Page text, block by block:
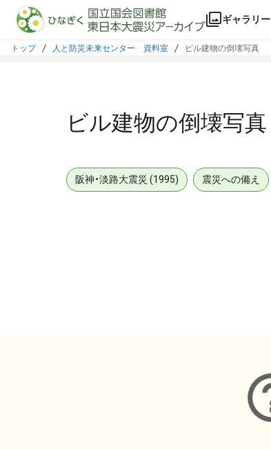
本文に飛ぶ
ギャラリー
トップ 人と防災未来センター 資料室 ビル建物の倒壊写真
ビル建物の倒壊写真
阪神・淡路大震災 (1995) 震災への備え